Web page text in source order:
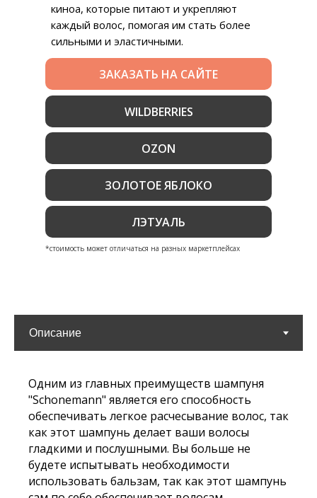
киноа, которые питают и укрепляют
каждый волос, помогая им стать более
сильными и эластичными.
ЗАКАЗАТЬ НА САЙТЕ
OZON
ЛЭТУАЛЬ
ЗОЛОТОЕ ЯБЛОКО
*стоимость может отличаться на разных маркетплейсах
WILDBERRIES
Одним из главных преимуществ шампуня
"Schonemann" является его способность
обеспечивать легкое расчесывание волос, так
как этот шампунь делает ваши волосы
гладкими и послушными. Вы больше не
будете испытывать необходимости
использовать бальзам, так как этот шампунь